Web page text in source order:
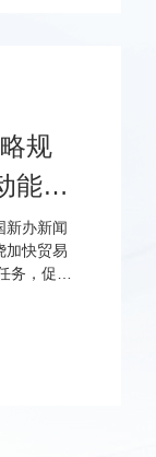
规
能更
新办新闻
加快贸易
务，促进